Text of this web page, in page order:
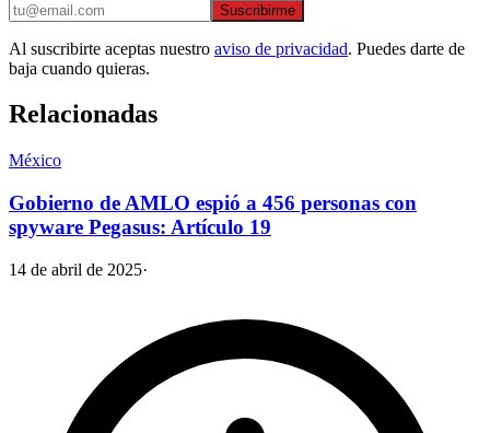
Suscribirme
Al suscribirte aceptas nuestro aviso de privacidad. Puedes darte de
baja cuando quieras.
Relacionadas
México
Gobierno de AMLO espió a 456 personas con
spyware Pegasus: Artículo 19
14 de abril de 2025·